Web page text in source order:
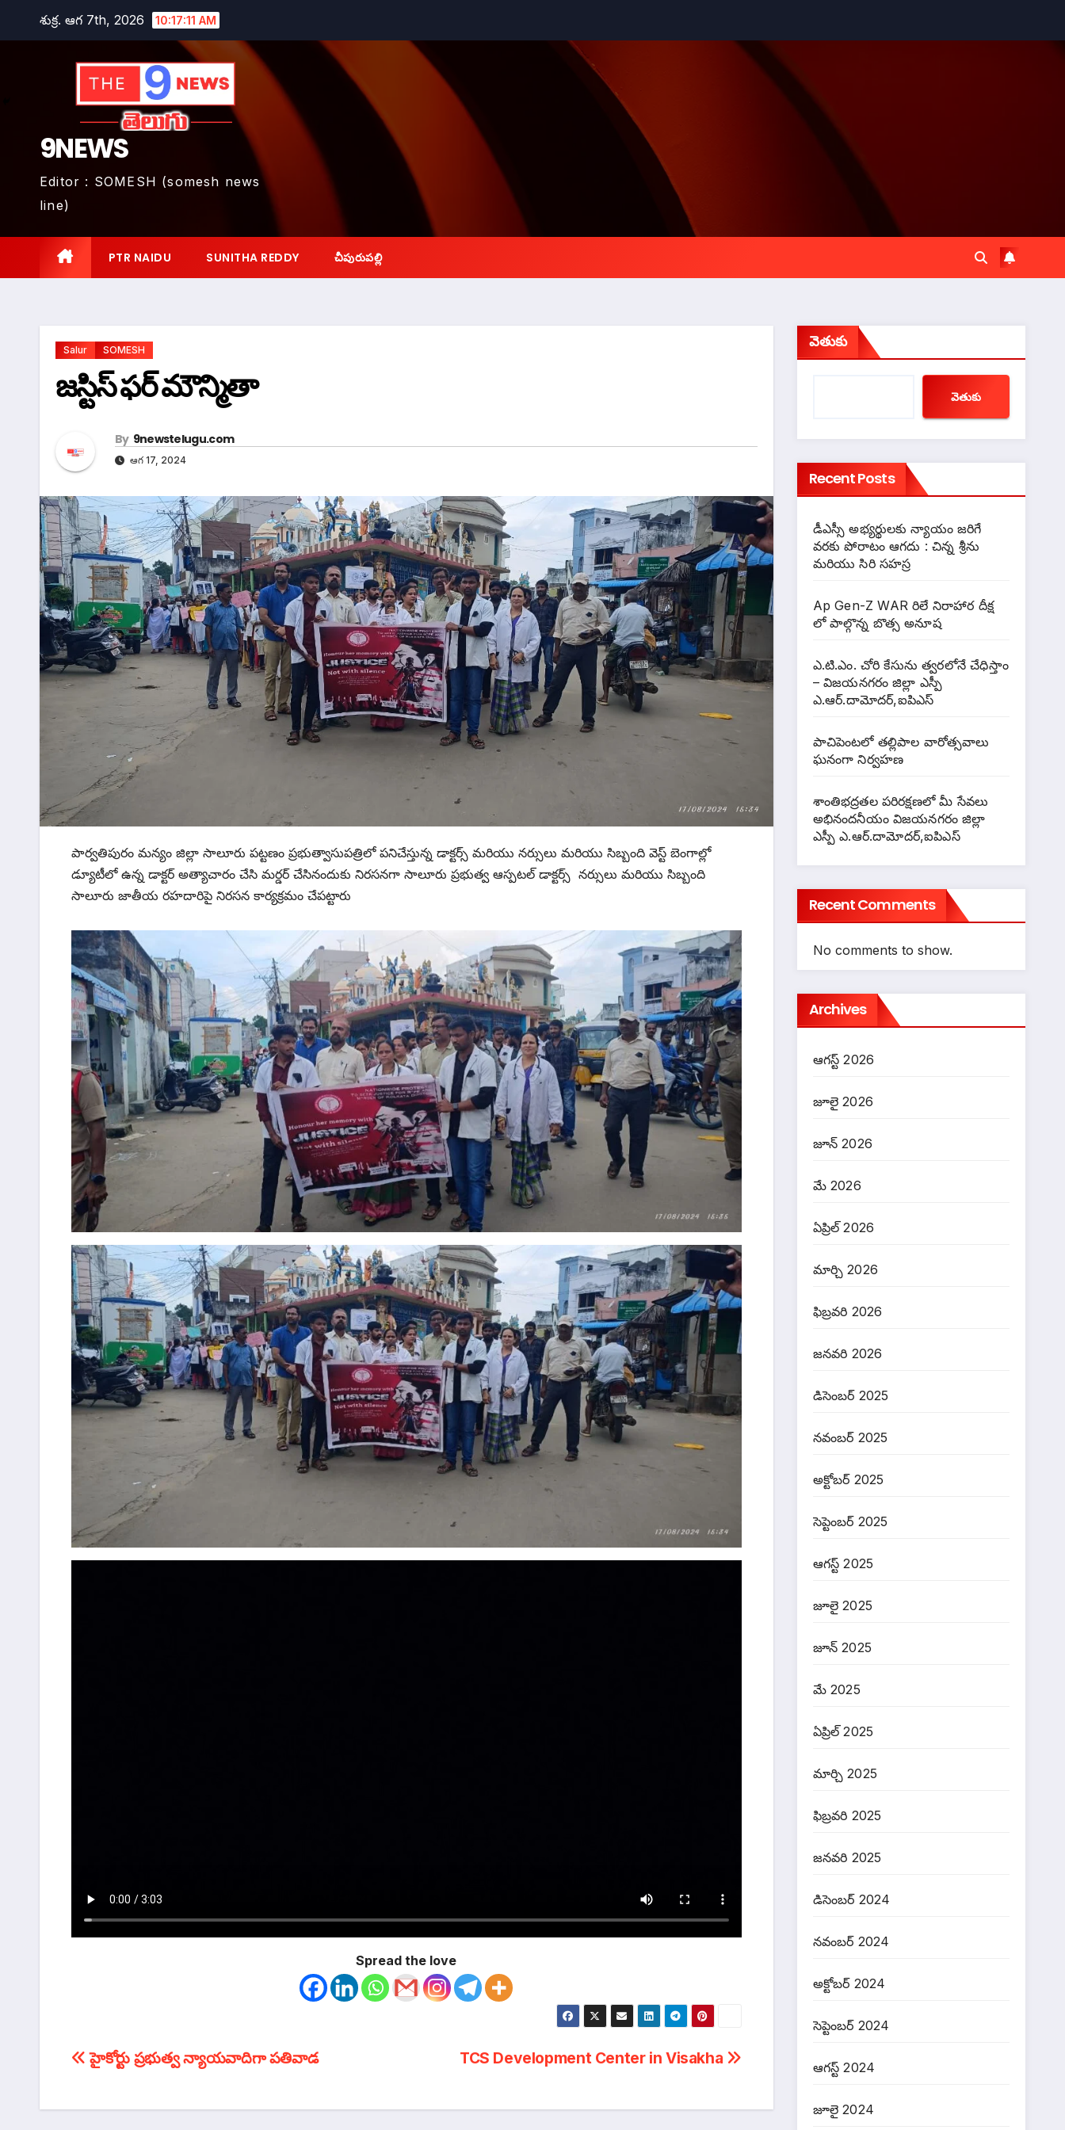
శుక్ర. ఆగ 7th, 2026 10:17:13 AM
9NEWS
Editor : SOMESH (somesh news
line)
PTR NAIDU SUNITHA REDDY చీపురుపల్లి
Salur SOMESH
జస్టిస్ ఫర్ మౌన్మితా
By 9newstelugu.com
ఆగ 17, 2024
పార్వతిపురం మన్యం జిల్లా సాలూరు పట్టణం ప్రభుత్వాసుపత్రిలో పనిచేస్తున్న డాక్టర్స్ మరియు నర్సులు మరియు సిబ్బంది వెస్ట్ బెంగాల్లో
డ్యూటీలో ఉన్న డాక్టర్ అత్యాచారం చేసి మర్డర్ చేసినందుకు నిరసనగా సాలూరు ప్రభుత్వ ఆస్పటల్ డాక్టర్స్ నర్సులు మరియు సిబ్బంది
సాలూరు జాతీయ రహదారిపై నిరసన కార్యక్రమం చేపట్టారు
Spread the love
టపా
TCS Development Center in Visakha
హైకోర్టు ప్రభుత్వ న్యాయవాదిగా పతివాడ
వెతుకు
వెతుకు
Recent Posts
డీఎస్సీ అభ్యర్థులకు న్యాయం జరిగే
వరకు పోరాటం ఆగదు : చిన్న శ్రీను
మరియు సిరి సహస్ర
Ap Gen-Z WAR రిలే నిరాహార దీక్ష
లో పాల్గొన్న బొత్స అనూష
ఎ.టి.ఎం. చోరి కేసును త్వరలోనే చేధిస్తాం
– విజయనగరం జిల్లా ఎస్పీ
ఎ.ఆర్.దామోదర్,ఐపిఎస్
పాచిపెంటలో తల్లిపాల వారోత్సవాలు
ఘనంగా నిర్వహణ
శాంతిభద్రతల పరిరక్షణలో మీ సేవలు
అభినందనీయం విజయనగరం జిల్లా
ఎస్పీ ఎ.ఆర్.దామోదర్,ఐపిఎస్
Recent Comments
No comments to show.
Archives
ఆగస్ట్ 2026
జూలై 2026
జూన్ 2026
మే 2026
ఏప్రిల్ 2026
మార్చి 2026
ఫిబ్రవరి 2026
జనవరి 2026
డిసెంబర్ 2025
నవంబర్ 2025
అక్టోబర్ 2025
సెప్టెంబర్ 2025
ఆగస్ట్ 2025
జూలై 2025
జూన్ 2025
మే 2025
ఏప్రిల్ 2025
మార్చి 2025
ఫిబ్రవరి 2025
జనవరి 2025
డిసెంబర్ 2024
నవంబర్ 2024
అక్టోబర్ 2024
సెప్టెంబర్ 2024
ఆగస్ట్ 2024
జూలై 2024